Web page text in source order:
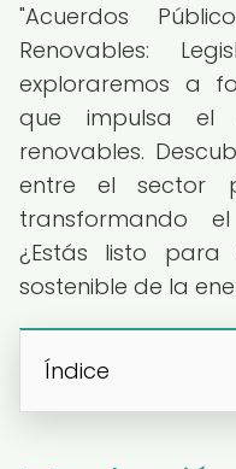
"Acuerdos
Renovables:
exploraremos a
que impulsa el
renovables.
entre el sector
transformando
¿Estás listo
sostenible de la
Índice